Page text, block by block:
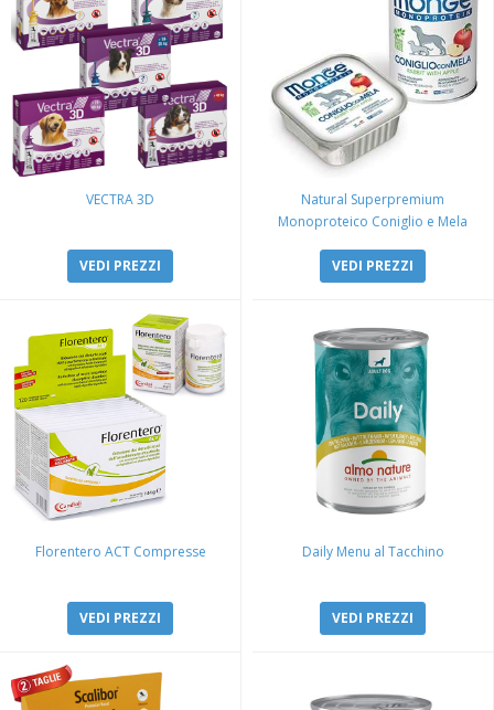
VECTRA 3D
VEDI PREZZI
Natural Superpremium
Monoproteico Coniglio e Mela
VEDI PREZZI
Florentero ACT Compresse
VEDI PREZZI
Daily Menu al Tacchino
VEDI PREZZI